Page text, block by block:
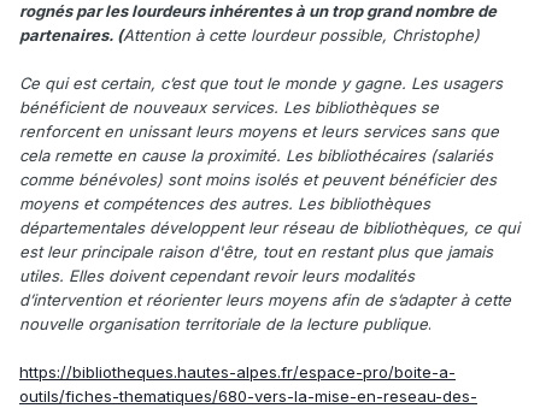
rognés par les lourdeurs inhérentes à un trop grand nombre de
partenaires. (Attention à cette lourdeur possible, Christophe)
Ce qui est certain, c’est que tout le monde y gagne. Les usagers
bénéficient de nouveaux services. Les bibliothèques se
renforcent en unissant leurs moyens et leurs services sans que
cela remette en cause la proximité. Les bibliothécaires (salariés
comme bénévoles) sont moins isolés et peuvent bénéficier des
moyens et compétences des autres. Les bibliothèques
départementales développent leur réseau de bibliothèques, ce qui
est leur principale raison d'être, tout en restant plus que jamais
utiles. Elles doivent cependant revoir leurs modalités
d’intervention et réorienter leurs moyens afin de s’adapter à cette
nouvelle organisation territoriale de la lecture publique.
https://bibliotheques.hautes-alpes.fr/espace-pro/boite-a-
outils/fiches-thematiques/680-vers-la-mise-en-reseau-des-